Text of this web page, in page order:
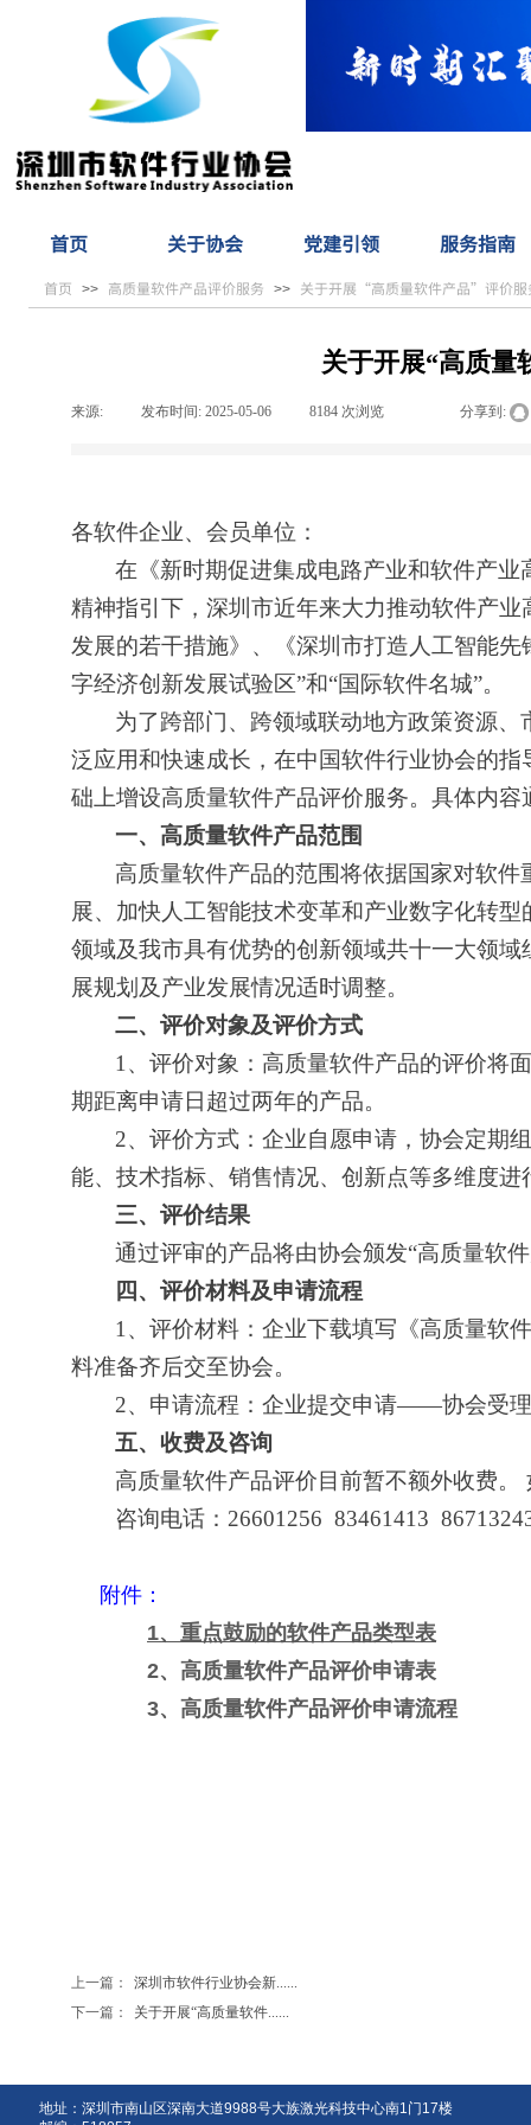
首页 关于协会 党建引领 服务指南
首页 >> 高质量软件产品评价服务 >> 关于开展“高质量软件产品”评价服
关于开展“高质量
来源: 发布时间: 2025-05-06 8184 次浏览 分享到:
各软件企业、会员单位：
在《新时期促进集成电路产业和软件产
精神指引下， 深圳市近年来大力推动软件产
发展的若干措施》、《深圳市打造人工智能
字经济创新发展试验区”和“国际软件名城”。
为了跨部门、跨领域联动地方政策资源
泛应用和快速成长，在中国软件行业协会的
础上增设高质量软件产品评价服务。具体内容
一、高质量软件产品范围
高质量软件产品的范围将依据国家对软
展、加快人工智能技术变革和产业数字化转
领域及我市具有优势的创新领域共十一大领
展规划及产业发展情况适时调整。
二、 评价对象及评价方式
1、评价对象：高质量软件产品的评价将
期距离申请日超过两年的产品。
2、评价方式：企业自愿申请，协会定期
能、技术指标、销售情况、创新点等多维度进
三、 评价结果
通过评审的产品将由协会颁发“高质量软
四、 评价材料及申请流程
1、评价材料：企业下载填写《高质量软
料准备齐后交至协会。
2、申请流程：企业提交申请——协会
五、收费及咨询
高质量软件产品评价目前暂不额外收费。
咨询电话：26601256 83461413
附件：
1、重点鼓励的软件产品类型表
2、高质量软件产品评价申请表
3、高质量软件产品评价申请流程
上一篇：
深圳市软件行业协会新......
下一篇：
关于开展“高质量软件......
地址：深圳市南山区深南大道9988号大族激光科技中心南1门17楼